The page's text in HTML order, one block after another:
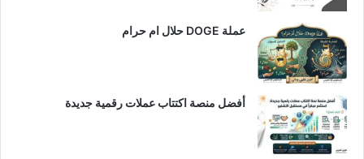
عملة DOGE حلال ام حرام
أفضل منصة اكتتاب عملات رقمية جديدة